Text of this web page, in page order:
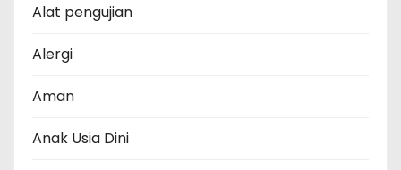
Alat pengujian
Alergi
Aman
Anak Usia Dini